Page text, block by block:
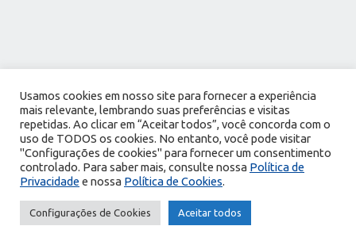
Usamos cookies em nosso site para fornecer a experiência
mais relevante, lembrando suas preferências e visitas
repetidas. Ao clicar em “Aceitar todos”, você concorda com o
uso de TODOS os cookies. No entanto, você pode visitar
"Configurações de cookies" para fornecer um consentimento
controlado. Para saber mais, consulte nossa Política de
Privacidade e nossa Política de Cookies.
Configurações de Cookies Aceitar todos